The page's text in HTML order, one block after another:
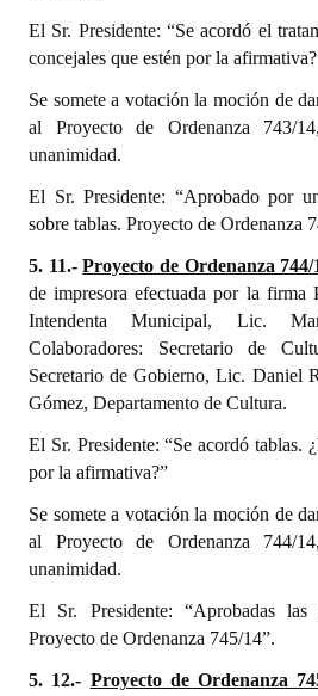
El Sr. Presidente: “Se acordó el
concejales que estén por la
Se somete a votación la moción de
al Proyecto de Ordenanza 743/
unanimidad.
El Sr. Presidente: “Aprobado por
sobre tablas. Proyecto de Ordenanza
5. 11.-Proyecto de Ordenanza 744/
de impresora efectuada por la firma
Intendenta Municipal, Lic.
Colaboradores: Secretario de
Secretario de Gobierno, Lic. Daniel
Gómez, Departamento de Cultura.
El Sr. Presidente: “Se acordó tablas.
por la afirmativa?”
Se somete a votación la moción de
al Proyecto de Ordenanza 744/
unanimidad.
El Sr. Presidente: “Aprobadas las
Proyecto de Ordenanza 745/14”.
5. 12.- Proyecto de Ordenanza